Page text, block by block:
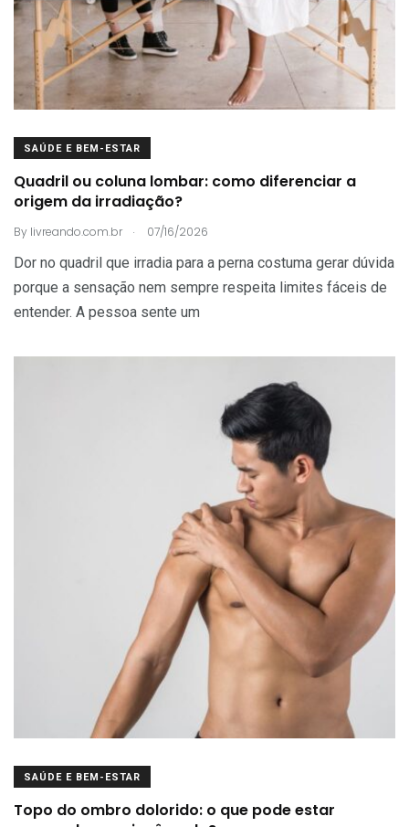
SAÚDE E BEM-ESTAR
Quadril ou coluna lombar: como diferenciar a
origem da irradiação?
By livreando.com.br . 07/16/2026
Dor no quadril que irradia para a perna costuma gerar dúvida
porque a sensação nem sempre respeita limites fáceis de
entender. A pessoa sente um
SAÚDE E BEM-ESTAR
Topo do ombro dolorido: o que pode estar